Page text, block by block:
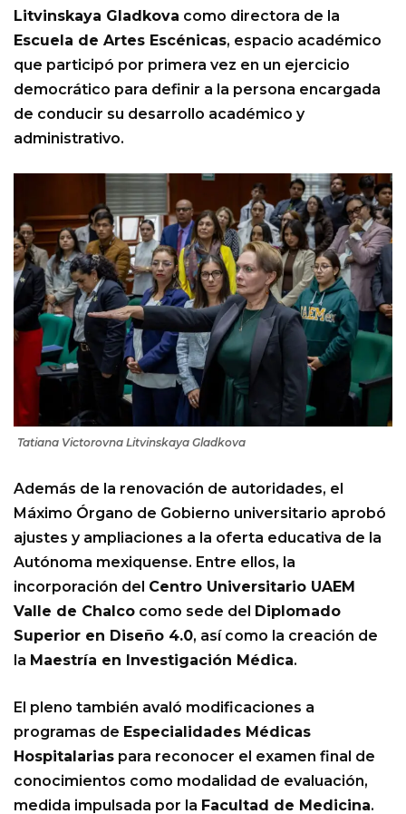
Litvinskaya Gladkova como directora de la
Escuela de Artes Escénicas, espacio académico
que participó por primera vez en un ejercicio
democrático para definir a la persona encargada
de conducir su desarrollo académico y
administrativo.
Tatiana Victorovna Litvinskaya Gladkova
Además de la renovación de autoridades, el
Máximo Órgano de Gobierno universitario aprobó
ajustes y ampliaciones a la oferta educativa de la
Autónoma mexiquense. Entre ellos, la
incorporación del Centro Universitario UAEM
Valle de Chalco como sede del Diplomado
Superior en Diseño 4.0, así como la creación de
la Maestría en Investigación Médica.
El pleno también avaló modificaciones a
programas de Especialidades Médicas
Hospitalarias para reconocer el examen final de
conocimientos como modalidad de evaluación,
medida impulsada por la Facultad de Medicina.